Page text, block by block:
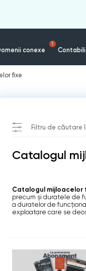
conexe
1
fixe
Filtru de căutare
Catalogul
Catalogul mijloacelor
precum şi duratele de
a duratelor de
exploatare care se